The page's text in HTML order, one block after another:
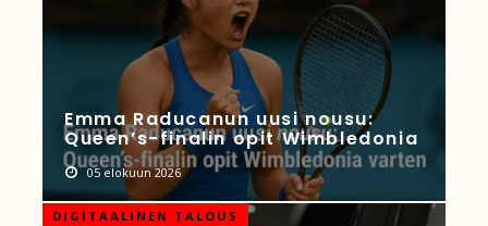
Emma Raducanun uusi nousu:
Queen’s-finalin opit Wimbledonia
05 elokuun 2026
DIGITAALINEN TALOUS